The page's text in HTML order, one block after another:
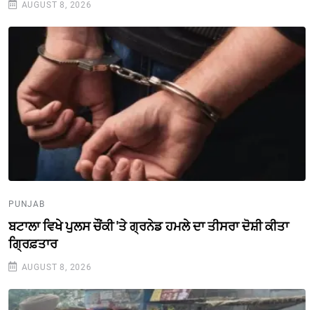
AUGUST 8, 2026
PUNJAB
ਬਟਾਲਾ ਵਿਖੇ ਪੁਲਸ ਚੌਂਕੀ 'ਤੇ ਗ੍ਰਨੇਡ ਹਮਲੇ ਦਾ ਤੀਸਰਾ ਦੋਸ਼ੀ ਕੀਤਾ
ਗ੍ਰਿਫ਼ਤਾਰ
AUGUST 8, 2026